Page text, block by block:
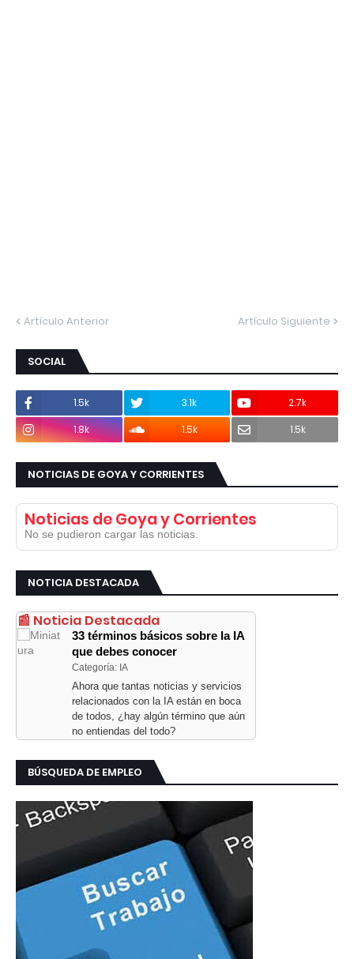
Artículo Anterior Artículo Siguiente
SOCIAL
1.5k 3.1k
2.7k
1.8k
1.5k 1.5k
NOTICIAS DE GOYA Y CORRIENTES
Noticias de Goya y Corrientes
No se pudieron cargar las noticias.
NOTICIA DESTACADA
📰 Noticia Destacada
33 términos básicos sobre la IA
que debes conocer
Categoría: IA
Ahora que tantas noticias y servicios
relacionados con la IA están en boca
de todos, ¿hay algún término que aún
no entiendas del todo?
BÚSQUEDA DE EMPLEO